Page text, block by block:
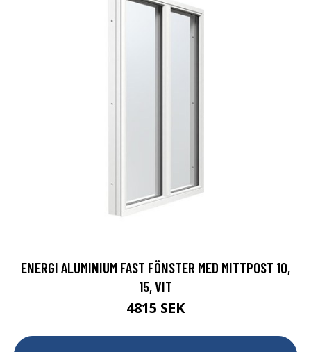
ENERGI ALUMINIUM FAST FÖNSTER MED MITTPOST 10,
15, VIT
4815 SEK